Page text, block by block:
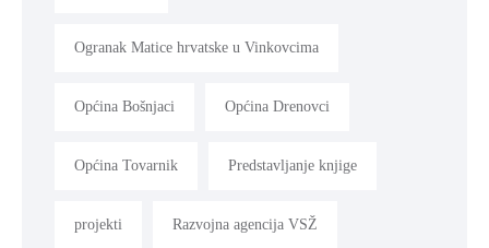
Ogranak Matice hrvatske u Vinkovcima
Općina Bošnjaci Općina Drenovci
Općina Tovarnik Predstavljanje knjige
projekti Razvojna agencija VSŽ